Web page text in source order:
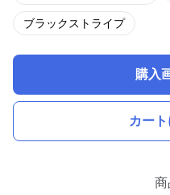
ブラックストライプ
購入
カー
商